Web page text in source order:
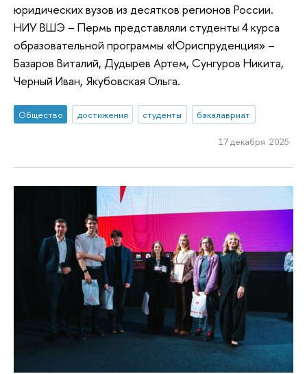
юридических вузов из десятков регионов России.
НИУ ВШЭ – Пермь представляли студенты 4 курса
образовательной программы «Юриспруденция» –
Базаров Виталий, Дудырев Артем, Сунгуров Никита,
Черный Иван, Якубовская Ольга.
Общество достижения студенты бакалавриат
17 декабря 2025